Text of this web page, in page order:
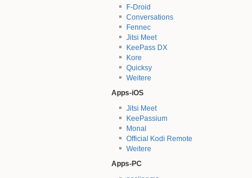
F-Droid
Conversations
Fennec
Jitsi Meet
KeePass DX
Kore
Quicksy
Weitere
Apps-iOS
Jitsi Meet
KeePassium
Monal
Official Kodi Remote
Weitere
Apps-PC